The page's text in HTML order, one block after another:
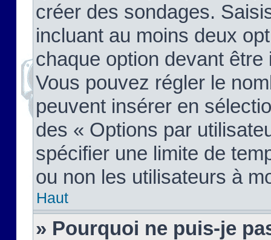
créer des sondages.
incluant au moins deux
chaque option devant
Vous pouvez régler le
peuvent insérer en
des « Options par
spécifier une limite de
ou non les utilisateurs à
Haut
» Pourquoi ne puis-je